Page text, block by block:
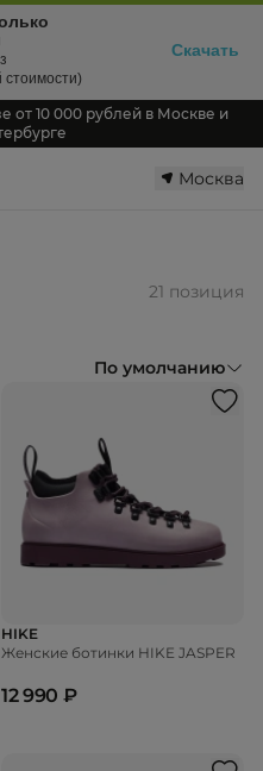
от 10 000 рублей в Москве и
Москва
21 позиция
По умолчанию
HIKE
Женские ботинки HIKE JASPER
12 990 ₽
Скачать